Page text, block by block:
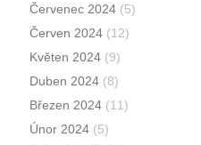
Červenec 2024 (5)
Červen 2024 (12)
Květen 2024 (9)
Duben 2024 (8)
Březen 2024 (11)
Únor 2024 (5)